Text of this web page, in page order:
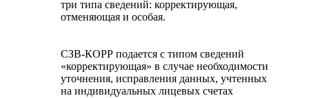
три типа сведений: корректирующая,
отменяющая и особая.
СЗВ-КОРР подается с типом сведений
«корректирующая» в случае необходимости
уточнения, исправления данных, учтенных
на индивидуальных лицевых счетах